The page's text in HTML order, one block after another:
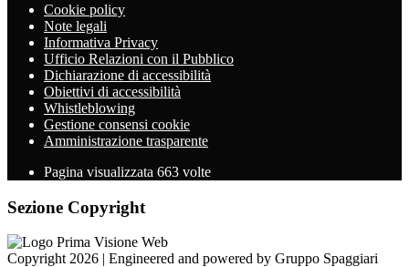
Cookie policy
Note legali
Informativa Privacy
Ufficio Relazioni con il Pubblico
Dichiarazione di accessibilità
Obiettivi di accessibilità
Whistleblowing
Gestione consensi cookie
Amministrazione trasparente
Pagina visualizzata 663 volte
Sezione Copyright
Copyright 2026 | Engineered and powered by Gruppo Spaggiari